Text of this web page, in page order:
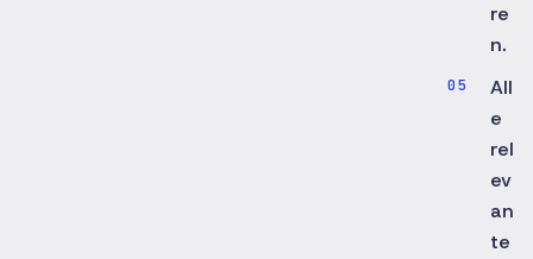
re
n.
All
e
rel
ev
an
te